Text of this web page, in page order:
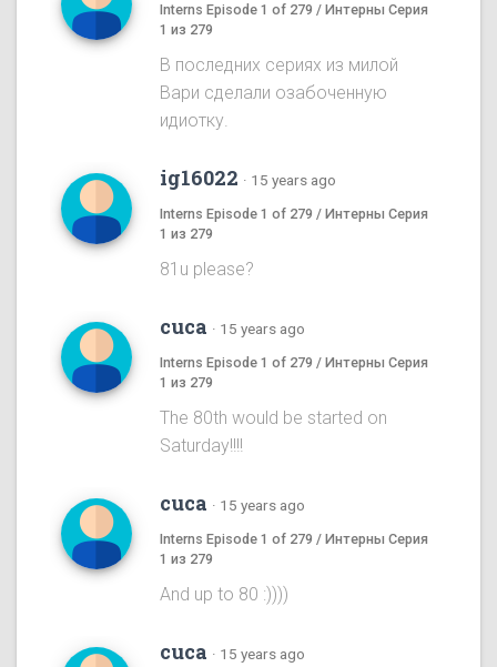
Interns Episode 1 of 279 / Интерны Серия
1 из 279
В последних сериях из милой
Вари сделали озабоченную
идиотку.
ig16022 · 15 years ago
Interns Episode 1 of 279 / Интерны Серия
1 из 279
81u please?
cuca · 15 years ago
Interns Episode 1 of 279 / Интерны Серия
1 из 279
The 80th would be started on
Saturday!!!!
cuca · 15 years ago
Interns Episode 1 of 279 / Интерны Серия
1 из 279
And up to 80 :))))
cuca · 15 years ago